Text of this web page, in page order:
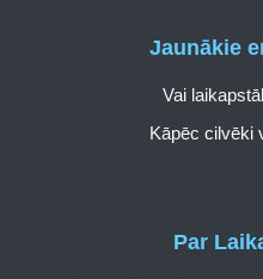
Par
Jaunākie
Vai
Kāpēc cilvēki